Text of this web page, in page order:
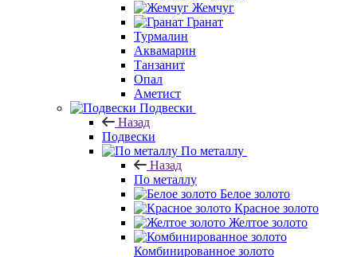
Жемчуг
Гранат
Турмалин
Аквамарин
Танзанит
Опал
Аметист
Подвески
Назад
Подвески
По металлу
Назад
По металлу
Белое золото
Красное золото
Желтое золото
Комбинированное золото